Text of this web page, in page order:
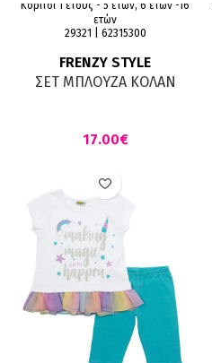
Κορίτσι 1 έτους - 5 ετών, 6 ετών -16
ετών
29321 | 62315300
FRENZY STYLE
ΣΕΤ ΜΠΛΟΥΖΑ ΚΟΛΑΝ
€